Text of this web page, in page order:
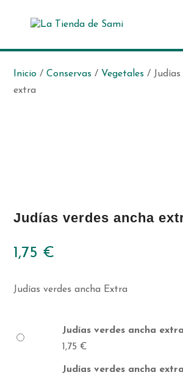
Inicio /Conservas / Vegetales / Judías
extra
Judías verdes ancha
1,75 €
Judías verdes ancha Extra
Judías verdes ancha
1,75€
Judías verdes ancha